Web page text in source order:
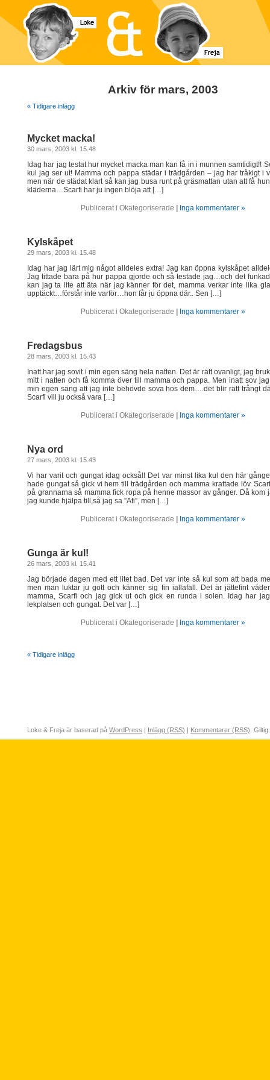
Arkiv för mars, 2003
« Tidigare inlägg
Mycket macka!
30 mars, 2003 kl. 15.48
Idag har jag testat hur mycket macka man kan få in i munnen samtidigt!!
kul jag ser ut! Mamma och pappa städar i trädgården – jag har tråkigt i
men när de städat klart så kan jag busa runt på gräsmattan utan att få
kläderna…Scarfi har ju ingen blöja att […]
Publicerat i Okategoriserade Inga kommentarer »
Kylskåpet
29 mars, 2003 kl. 15.48
Idag har jag lärt mig något alldeles extra! Jag kan öppna kylskåpet
Jag tittade bara på hur pappa gjorde och så testade jag…och det
kan jag ta lite att äta när jag känner för det, mamma verkar inte lika
upptäckt…förstår inte varför…hon får ju öppna där.. Sen […]
Publicerat i Okategoriserade Inga kommentarer »
Fredagsbus
28 mars, 2003 kl. 15.43
Inatt har jag sovit i min egen säng hela natten. Det är rätt ovanligt, jag
mitt i natten och få komma över till mamma och pappa. Men inatt sov
min egen säng att jag inte behövde sova hos dem….det blir rätt trångt
Scarfi vill ju också vara […]
Publicerat i Okategoriserade Inga kommentarer »
Nya ord
27 mars, 2003 kl. 15.43
Vi har varit och gungat idag också!! Det var minst lika kul den här
hade gungat så gick vi hem till trädgården och mamma krattade löv.
på grannarna så mamma fick ropa på henne massor av gånger. Då kom
jag kunde hjälpa till,så jag sa ”Afi”, men […]
Publicerat i Okategoriserade Inga kommentarer »
Gunga är kul!
26 mars, 2003 kl. 15.41
Jag började dagen med ett litet bad. Det var inte så kul som att bada
men man luktar ju gott och känner sig fin iallafall. Det är jättefint
mamma, Scarfi och jag gick ut och gick en runda i solen. Idag har
lekplatsen och gungat. Det var […]
Publicerat i Okategoriserade Inga kommentarer »
« Tidigare inlägg
Loke & Freja är baserad på WordPress | Inlägg (RSS) | Kommentarer (RSS) . Giltig